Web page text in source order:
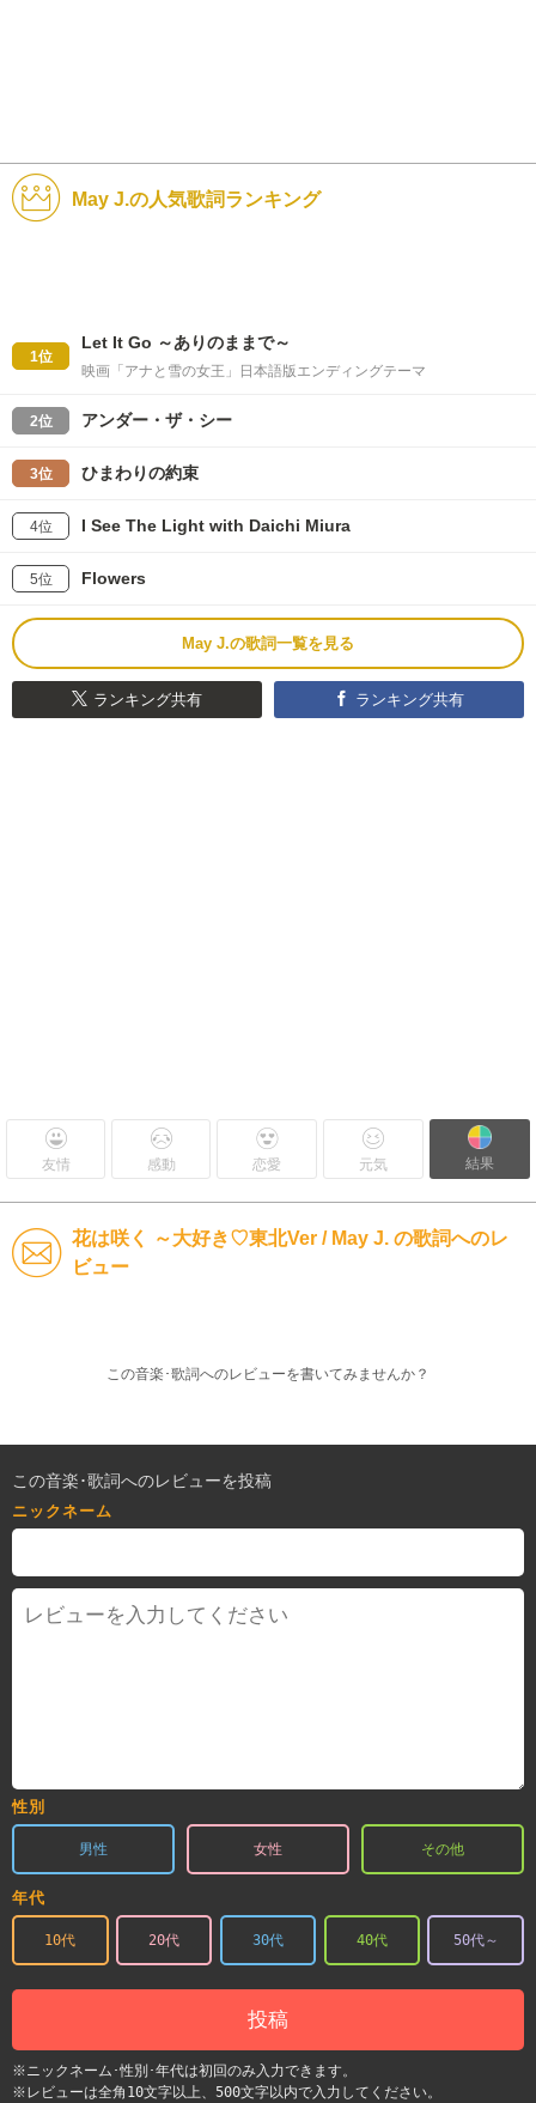
May J.の人気歌詞ランキング
1位
Let It Go ～ありのままで～
映画「アナと雪の女王」日本語版エンディングテーマ
2位 アンダー・ザ・シー
3位 ひまわりの約束
4位 I See The Light with Daichi Miura
5位 Flowers
May J.の歌詞一覧を見る
ランキング共有 ランキング共有
友情 感動 恋愛 元気 結果
花は咲く ～大好き♡東北Ver / May J. の歌詞へのレ
ビュー
この音楽･歌詞へのレビューを書いてみませんか？
この音楽･歌詞へのレビューを投稿
ニックネーム
性別
男性 女性 その他
年代
10代 20代 30代 40代 50代～
投稿
※ニックネーム･性別･年代は初回のみ入力できます。
※レビューは全角10文字以上、500文字以内で入力してください。